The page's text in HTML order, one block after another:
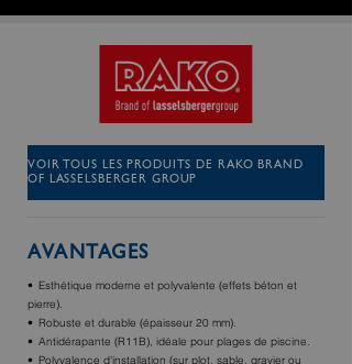
VOIR TOUS LES PRODUITS DE RAKO BRAND
OF LASSELSBERGER GROUP
AVANTAGES
Esthétique moderne et polyvalente (effets béton et
pierre).
Robuste et durable (épaisseur 20 mm).
Antidérapante (R11B), idéale pour plages de piscine.
Polyvalence d'installation (sur plot, sable, gravier ou